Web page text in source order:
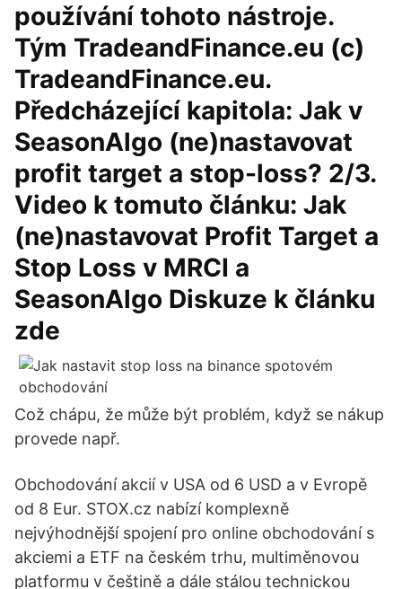
používání tohoto nástroje.
Tým TradeandFinance.eu (c)
TradeandFinance.eu.
Předcházející kapitola: Jak v
SeasonAlgo (ne)nastavovat
profit target a stop-loss? 2/3.
Video k tomuto článku: Jak
(ne)nastavovat Profit Target a
Stop Loss v MRCI a
SeasonAlgo Diskuze k článku
zde
Což chápu, že může být problém, když se nákup
provede např.
Obchodování akcií v USA od 6 USD a v Evropě
od 8 Eur. STOX.cz nabízí komplexně
nejvýhodnější spojení pro online obchodování s
akciemi a ETF na českém trhu, multiměnovou
platformu v češtině a dále stálou technickou